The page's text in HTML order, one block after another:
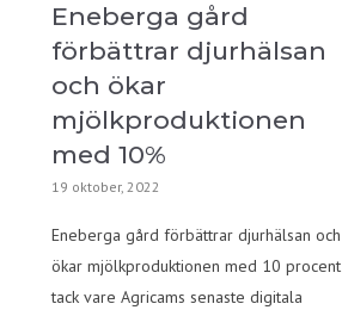
Eneberga gård
förbättrar djurhälsan
och ökar
mjölkproduktionen
med 10%
19 oktober, 2022
Eneberga gård förbättrar djurhälsan och
ökar mjölkproduktionen med 10 procent
tack vare Agricams senaste digitala